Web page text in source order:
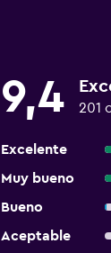
9,4 201
Excelente
Muy bueno
Bueno
Aceptable